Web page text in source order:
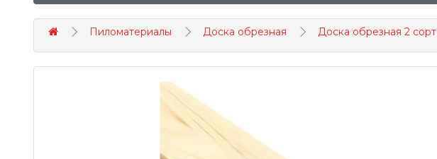
Пиломатериалы Доска обрезная Доска обрезная 2 сорт